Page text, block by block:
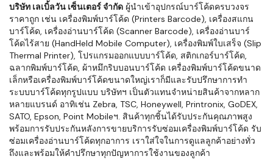
บริษัท เลเบิ้ลวัน เซ็นเตอร์ จำกัด ผู้นำเข้าอุปกรณ์บาร์โค้ดครบวงจร
ราคาถูก เช่น เครื่องพิมพ์บาร์โค้ด (Printers Barcode), เครื่องสแกน
บาร์โค้ด, เครื่องอ่านบาร์โค้ด (Scanner Barcode), เครื่องอ่านบาร์
โค้ดไร้สาย (HandHeld Mobile Computer), เครื่องพิมพ์ใบเสร็จ (Slip
Thermal Printer), โปรแกรมออกแบบบาร์โค้ด, สติกเกอร์บาร์โค้ด,
ฉลากพิมพ์บาร์โค้ด, ผ้าหมึกริบบอนบาร์โค้ด เครื่องพิมพ์บาร์โค้ดขนาด
เล็กหรือเครื่องพิมพ์บาร์โค้ดขนาดใหญ่เราก็มีและรับปรึกษาการทำ
ระบบบาร์โค้ดทุกรูปแบบ บริษัทฯ เป็นตัวแทนจำหน่ายสินค้าจากหลาก
หลายแบรนด์ อาทิเช่น Zebra, TSC, Honeywell, Printronix, GoDEX,
SATO, Epson, Point Mobileฯ. สินค้าทุกชิ้นได้รับประกันคุณภาพสูง
พร้อมการรับประกันหลังการขายบริการรับซ่อมเครื่องพิมพ์บาร์โค้ด รับ
ซ่อมเครื่องอ่านบาร์โค้ดทุกอาการ เราใส่ใจในการดูแลลูกค้าอย่างทั่ว
ถึงและพร้อมให้คำปรึกษาทุกปัญหาการใช้งานของลูกค้า